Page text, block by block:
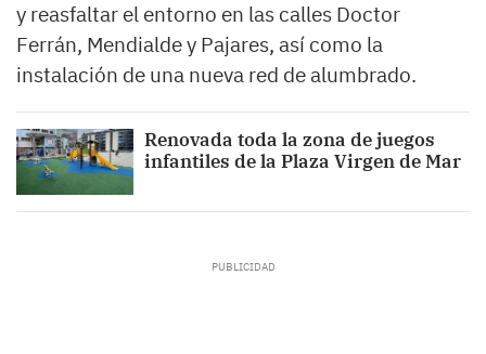
y reasfaltar el entorno en las calles Doctor
Ferrán, Mendialde y Pajares, así como la
instalación de una nueva red de alumbrado.
Renovada toda la zona de juegos
infantiles de la Plaza Virgen de Mar